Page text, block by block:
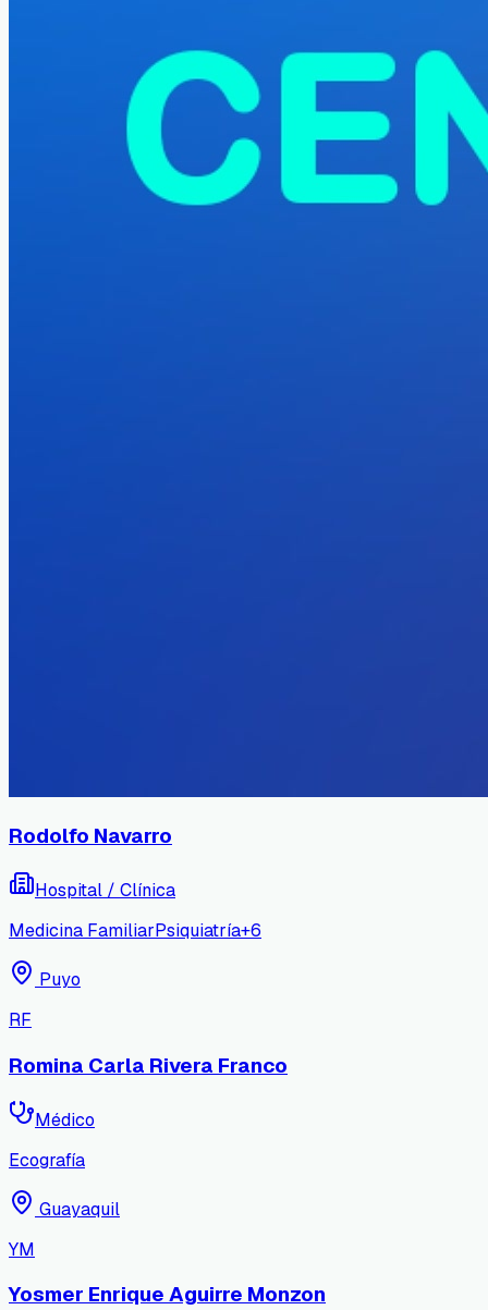
Rodolfo Navarro
Hospital / Clínica
Medicina FamiliarPsiquiatría+6
Puyo
RF
Romina Carla Rivera Franco
Médico
Ecografía
Guayaquil
YM
Yosmer Enrique Aguirre Monzon